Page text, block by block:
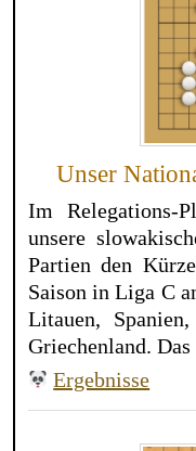
Unser
Im Relegations-
unsere
Partien den
Saison in Liga C
Litauen,
Griechenland.
Ergebnisse